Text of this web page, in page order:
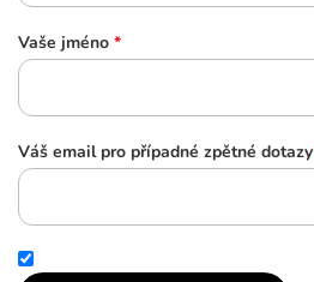
Vaše jméno *
Váš email pro případné zpětné dotazy